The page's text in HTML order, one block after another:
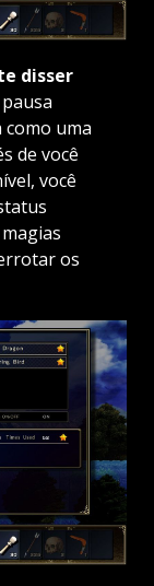
disser
como uma
de você
você
os